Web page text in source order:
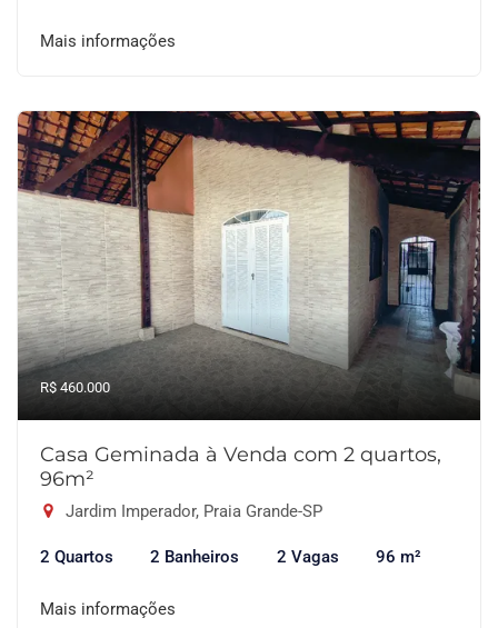
Mais informações
R$ 460.000
Casa Geminada à Venda com 2 quartos,
96m²
Jardim Imperador, Praia Grande-SP
2 Quartos 2 Banheiros 2 Vagas 96 m²
Mais informações